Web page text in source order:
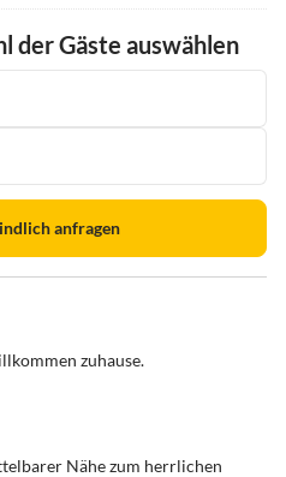
der Gäste auswählen
anfragen
zuhause.
Nähe zum herrlichen